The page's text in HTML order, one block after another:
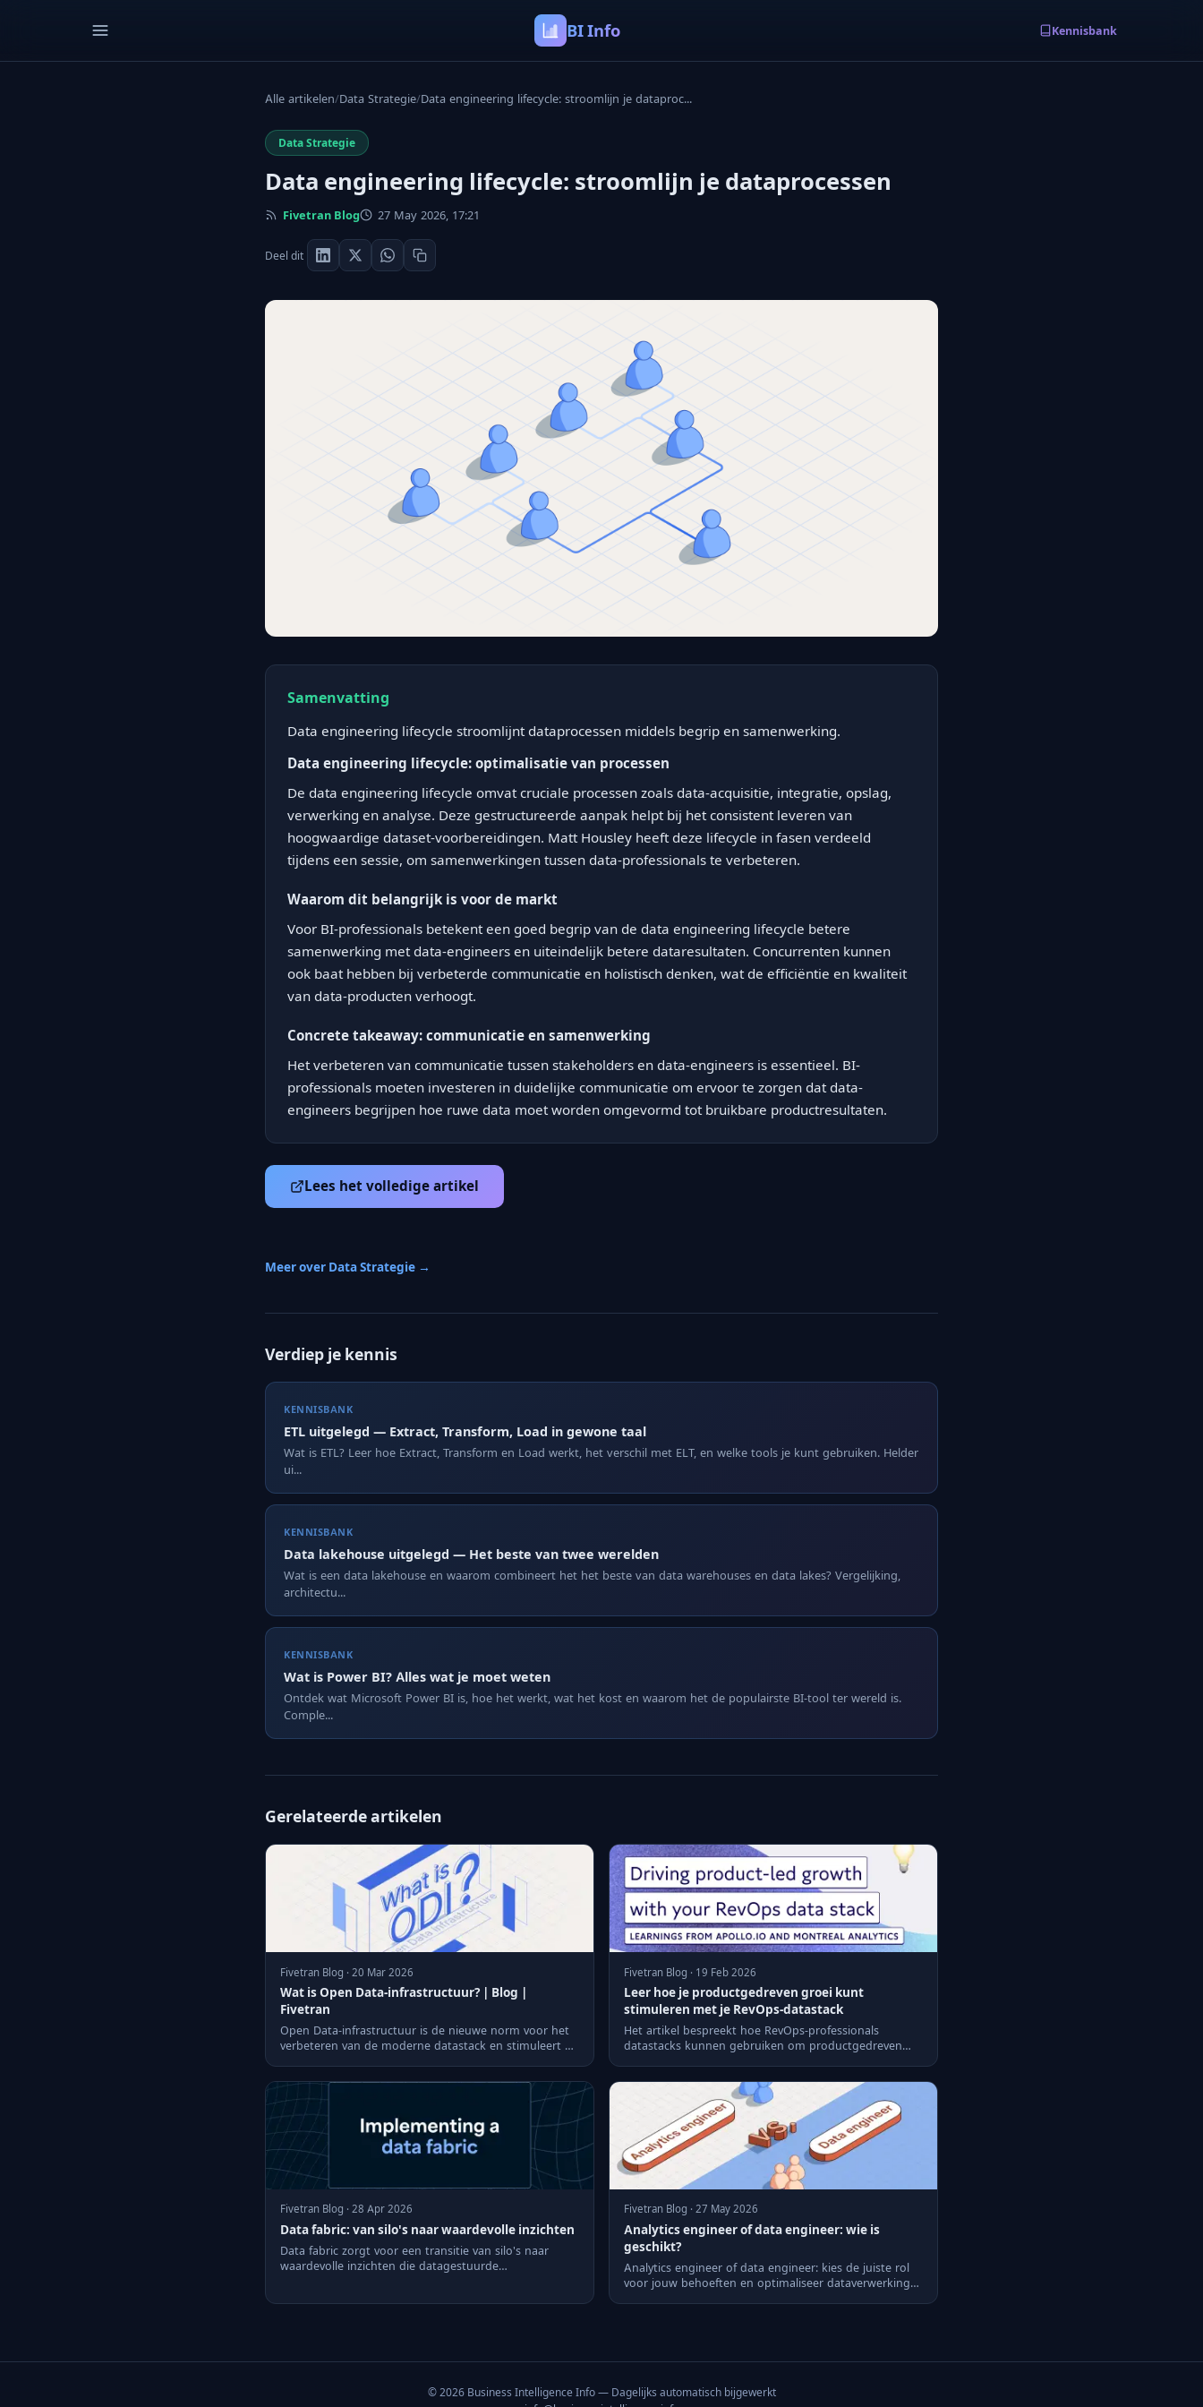
BI Info Kennisbank
Alle artikelen/Data Strategie/Data engineering lifecycle: stroomlijn je dataproc...
Data Strategie
Data engineering lifecycle: stroomlijn je dataprocessen
Fivetran Blog 27 May 2026, 17:21
Deel dit
Samenvatting
Data engineering lifecycle stroomlijnt dataprocessen middels begrip en samenwerking.
Data engineering lifecycle: optimalisatie van processen
De data engineering lifecycle omvat cruciale processen zoals data-acquisitie, integratie, opslag,
verwerking en analyse. Deze gestructureerde aanpak helpt bij het consistent leveren van
hoogwaardige dataset-voorbereidingen. Matt Housley heeft deze lifecycle in fasen verdeeld
tijdens een sessie, om samenwerkingen tussen data-professionals te verbeteren.
Waarom dit belangrijk is voor de markt
Voor BI-professionals betekent een goed begrip van de data engineering lifecycle betere
samenwerking met data-engineers en uiteindelijk betere dataresultaten. Concurrenten kunnen
ook baat hebben bij verbeterde communicatie en holistisch denken, wat de efficiëntie en kwaliteit
van data-producten verhoogt.
Concrete takeaway: communicatie en samenwerking
Het verbeteren van communicatie tussen stakeholders en data-engineers is essentieel. BI-
professionals moeten investeren in duidelijke communicatie om ervoor te zorgen dat data-
engineers begrijpen hoe ruwe data moet worden omgevormd tot bruikbare productresultaten.
Lees het volledige artikel
Meer over Data Strategie →
Verdiep je kennis
KENNISBANK
ETL uitgelegd — Extract, Transform, Load in gewone taal
Wat is ETL? Leer hoe Extract, Transform en Load werkt, het verschil met ELT, en welke tools je kunt gebruiken. Helder
ui...
KENNISBANK
Data lakehouse uitgelegd — Het beste van twee werelden
Wat is een data lakehouse en waarom combineert het het beste van data warehouses en data lakes? Vergelijking,
architectu...
KENNISBANK
Wat is Power BI? Alles wat je moet weten
Ontdek wat Microsoft Power BI is, hoe het werkt, wat het kost en waarom het de populairste BI-tool ter wereld is.
Comple...
Gerelateerde artikelen
Fivetran Blog · 20 Mar 2026
Wat is Open Data-infrastructuur? | Blog |
Fivetran
Open Data-infrastructuur is de nieuwe norm voor het
verbeteren van de moderne datastack en stimuleert de
Fivetran Blog · 19 Feb 2026
Leer hoe je productgedreven groei kunt
stimuleren met je RevOps-datastack
Het artikel bespreekt hoe RevOps-professionals
datastacks kunnen gebruiken om productgedreven
Fivetran Blog · 28 Apr 2026
Data fabric: van silo's naar waardevolle inzichten
Data fabric zorgt voor een transitie van silo's naar
waardevolle inzichten die datagestuurde
Fivetran Blog · 27 May 2026
Analytics engineer of data engineer: wie is
geschikt?
Analytics engineer of data engineer: kies de juiste rol
voor jouw behoeften en optimaliseer dataverwerking
© 2026 Business Intelligence Info — Dagelijks automatisch bijgewerkt